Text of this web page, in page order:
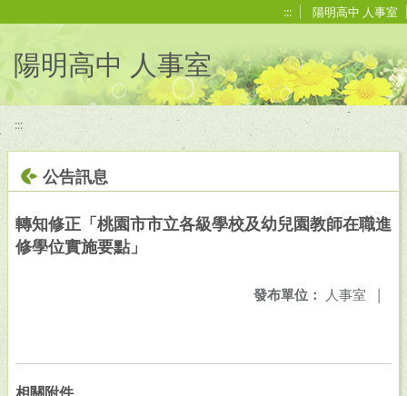
::: 陽明高中 人事室
陽明高中 人事室
:::
公告訊息
轉知修正「桃園市市立各級學校及幼兒園教師在職進
修學位實施要點」
發布單位： 人事室 |